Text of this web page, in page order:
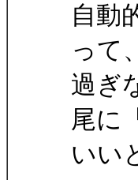
自動
って
過ぎ
尾に
いい